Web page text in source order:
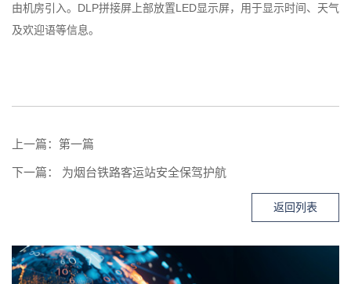
由机房引入。DLP拼接屏上部放置LED显示屏，用于显示时间、天气
及欢迎语等信息。
上一篇：第一篇
下一篇： 为烟台铁路客运站安全保驾护航
返回列表